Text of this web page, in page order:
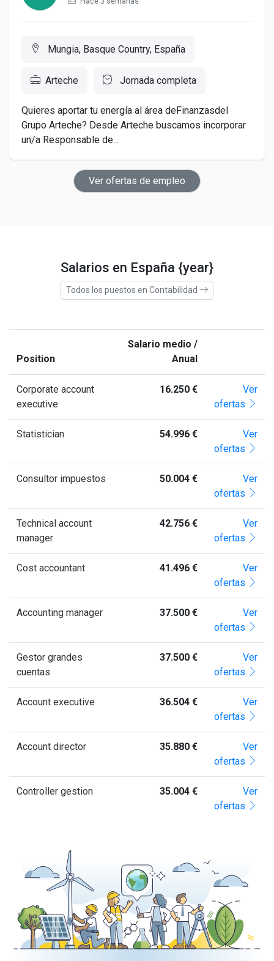
Mungia, Basque Country, España
Arteche Jornada completa
Quieres aportar tu energía al área deFinanzasdel
Grupo Arteche? Desde Arteche buscamos incorporar
un/a Responsable de...
Ver ofertas de empleo
Salarios en España {year}
Todos los puestos en Contabilidad
Position
Salario medio /
Anual
Corporate account
executive
16.250 €
Ver
ofertas
Statistician 54.996 €
Ver
ofertas
Consultor impuestos 50.004 €
Ver
ofertas
Technical account
manager
42.756 €
Ver
ofertas
Cost accountant 41.496 €
Ver
ofertas
Accounting manager 37.500 €
Ver
ofertas
Gestor grandes
cuentas
37.500 €
Ver
ofertas
Account executive 36.504 €
Ver
ofertas
Account director 35.880 €
Ver
ofertas
Controller gestion 35.004 €
Ver
ofertas